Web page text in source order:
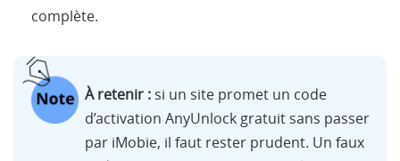
complète.
À retenir : si un site promet un code
d’activation AnyUnlock gratuit sans passer
par iMobie, il faut rester prudent. Un faux